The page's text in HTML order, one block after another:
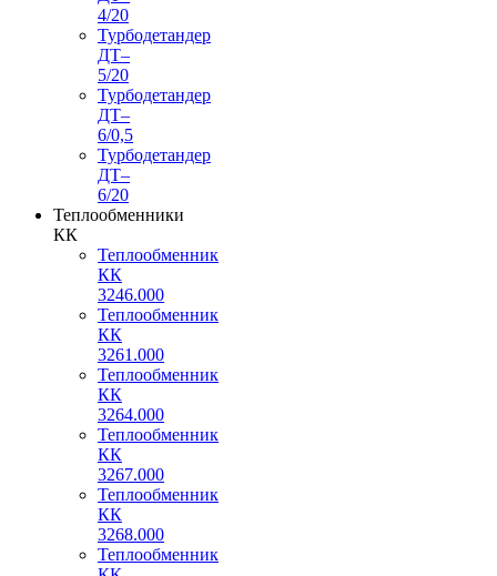
4/20
Турбодетандер
ДТ–
5/20
Турбодетандер
ДТ–
6/0,5
Турбодетандер
ДТ–
6/20
Теплообменники
КК
Теплообменник
КК
3246.000
Теплообменник
КК
3261.000
Теплообменник
КК
3264.000
Теплообменник
КК
3267.000
Теплообменник
КК
3268.000
Теплообменник